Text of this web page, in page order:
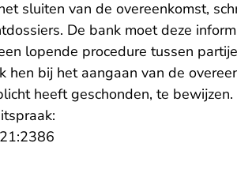
sluiten van de overeenkomst,
De bank moet deze
lopende procedure tussen
hen bij het aangaan van de
heeft geschonden, te bewijzen.